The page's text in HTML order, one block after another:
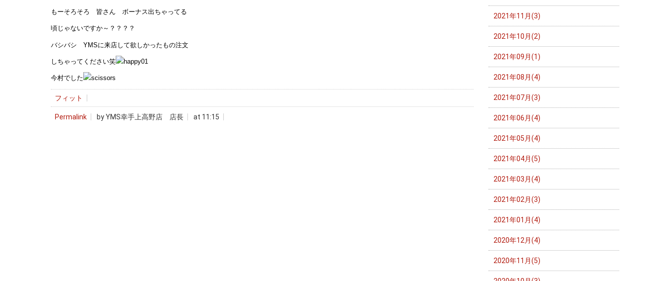
もーそろそろ 皆さん ボーナス出ちゃってる
頃じゃないですか～？？？？
バシバシ YMSに来店して欲しかったもの注文
しちゃってください笑
今村でした
フィット
Permalink by YMS幸手上高野店 店長 at 11:15
2021年11月(3)
2021年10月(2)
2021年09月(1)
2021年08月(4)
2021年07月(3)
2021年06月(4)
2021年05月(4)
2021年04月(5)
2021年03月(4)
2021年02月(3)
2021年01月(4)
2020年12月(4)
2020年11月(5)